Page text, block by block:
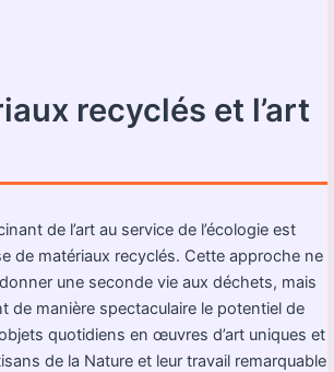
recyclés et l’art
de l’art au service de l’écologie est
de matériaux recyclés. Cette approche ne
une seconde vie aux déchets, mais
de manière spectaculaire le potentiel de
quotidiens en œuvres d’art uniques et
de la Nature et leur travail remarquable